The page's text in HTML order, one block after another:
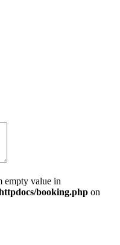
empty value in
booking.php on